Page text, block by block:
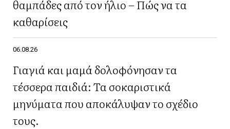
θαμπάδες από τον ήλιο – Πώς να τα
καθαρίσεις
06.08.26
Γιαγιά και μαμά δολοφόνησαν τα
τέσσερα παιδιά: Τα σοκαριστικά
μηνύματα που αποκάλυψαν το σχέδιο
τους.